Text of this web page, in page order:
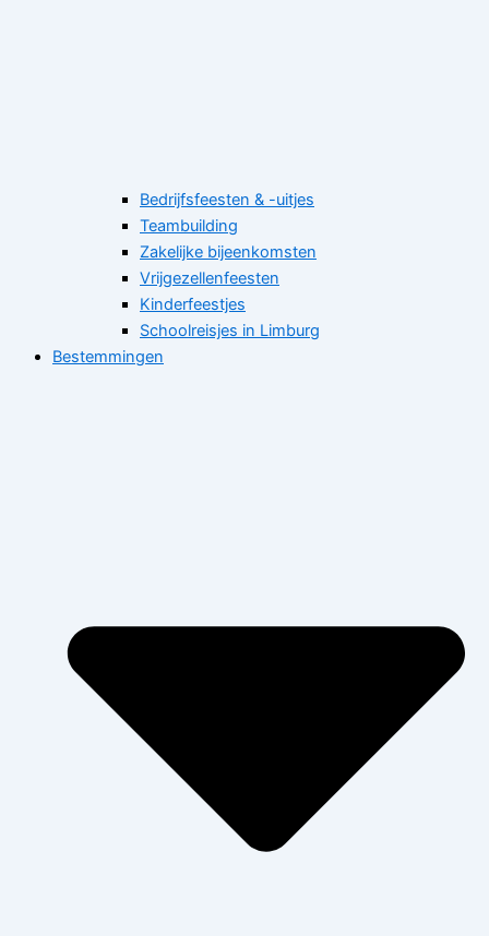
Bedrijfsfeesten & -uitjes
Teambuilding
Zakelijke bijeenkomsten
Vrijgezellenfeesten
Kinderfeestjes
Schoolreisjes in Limburg
Bestemmingen